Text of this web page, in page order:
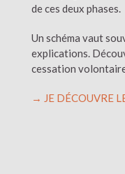
de ces deux phases.
Un schéma vaut
explications.
cessation
→ JE DÉCOUVRE